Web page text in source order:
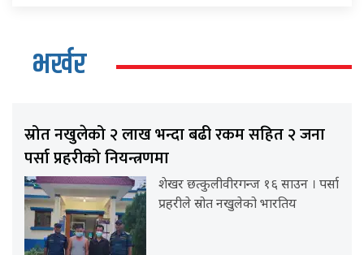
भर्खर
स्रोत नखुलेको २ लाख भन्दा बढी रकम सहित २ जना
पर्सा प्रहरीको नियन्त्रणमा
शेखर छत्कुलीवीरगन्ज १६ साउन । पर्सा
प्रहरीले स्रोत नखुलेको भारतिय